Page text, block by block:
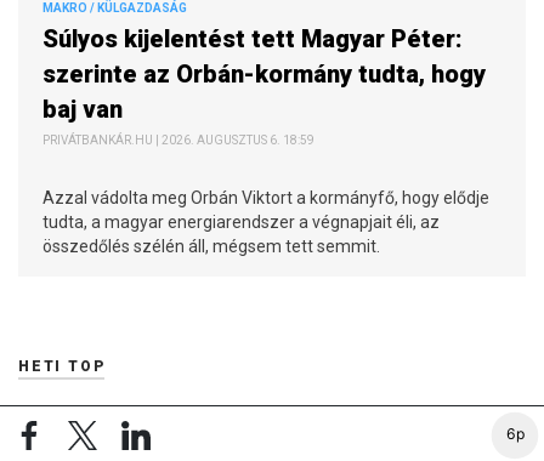
6p
MAKRO / KÜLGAZDASÁG
Súlyos kijelentést tett Magyar Péter:
szerinte az Orbán-kormány tudta, hogy
baj van
PRIVÁTBANKÁR.HU | 2026. AUGUSZTUS 6. 18:59
Azzal vádolta meg Orbán Viktort a kormányfő, hogy elődje
tudta, a magyar energiarendszer a végnapjait éli, az
összedőlés szélén áll, mégsem tett semmit.
HETI TOP
Dörzsölheti a tenyerét, aki a Lidl, a Penny és az Aldi
üzleteiben vásárol